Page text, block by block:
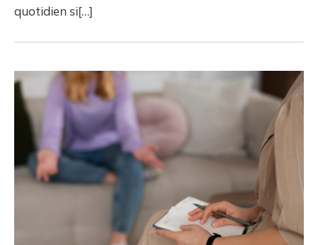
quotidien si[…]